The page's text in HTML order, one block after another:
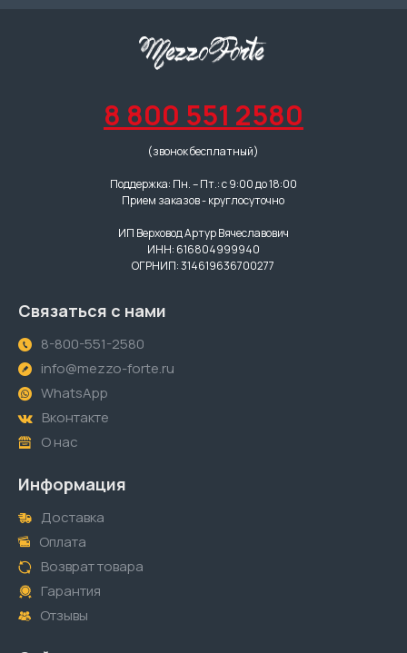
8 800 551 2580
(звонок бесплатный)
Поддержка: Пн. – Пт.: с 9:00 до 18:00
Прием заказов - круглосуточно
ИП Верховод Артур Вячеславович
ИНН: 616804999940
ОГРНИП: 314619636700277
Связаться с нами
8-800-551-2580
info@mezzo-forte.ru
WhatsApp
Вконтакте
О нас
Информация
Доставка
Оплата
Возврат товара
Гарантия
Отзывы